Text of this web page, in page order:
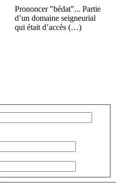
Prononcer "bédat"... Partie
d’un domaine seigneurial
qui était d’accès (…)